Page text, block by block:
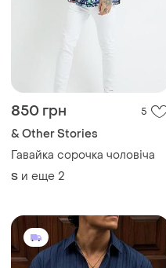
850 грн 5
& Other Stories
Гавайка сорочка чоловіча
S и еще 2